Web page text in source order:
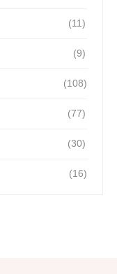
(11)
(9)
(108)
(77)
(30)
(16)